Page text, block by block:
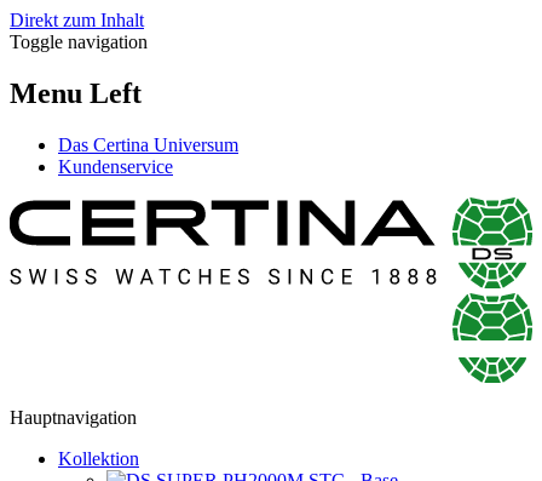
Direkt zum Inhalt
Toggle navigation
Menu Left
Das Certina Universum
Kundenservice
Hauptnavigation
Kollektion